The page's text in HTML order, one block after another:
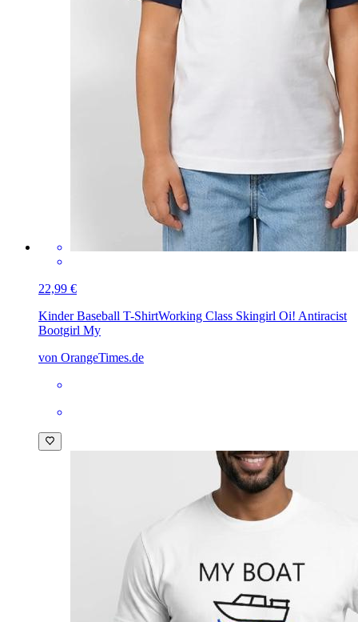
22,99 €
Kinder Baseball T-ShirtWorking Class Skingirl Oi! Antiracist
Bootgirl My
von OrangeTimes.de